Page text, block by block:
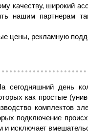
качеству, широкий
нашим партнерам
цены, рекламную
сегодняшний день
как простые
комплектов
подключение
исключает